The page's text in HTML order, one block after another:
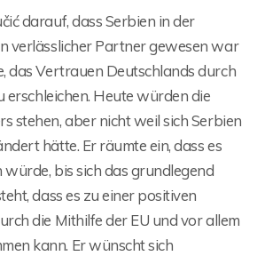
darauf, dass Serbien in der
verlässlicher Partner gewesen war
das Vertrauen Deutschlands durch
erschleichen. Heute würden die
stehen, aber nicht weil sich Serbien
hätte. Er räumte ein, dass es
würde, bis sich das grundlegend
dass es zu einer positiven
die Mithilfe der EU und vor allem
kann. Er wünscht sich